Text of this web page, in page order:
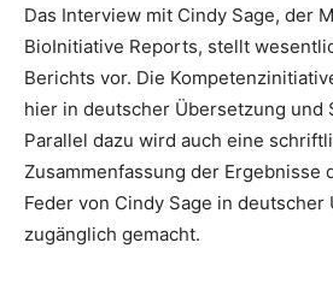
Das Interview mit Cindy Sage, der
BioInitiative Reports, stellt
Berichts vor. Die
hier in deutscher Übersetzung und
Parallel dazu wird auch eine
Zusammenfassung der Ergebnisse
Feder von Cindy Sage in deutscher
zugänglich gemacht.